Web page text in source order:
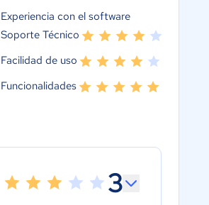
Experiencia con el software
Soporte Técnico
Facilidad de uso
Funcionalidades
3